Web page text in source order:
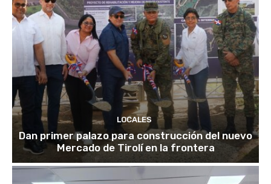
LOCALES
Dan primer palazo para construcción del nuevo
Mercado de Tirolí en la frontera